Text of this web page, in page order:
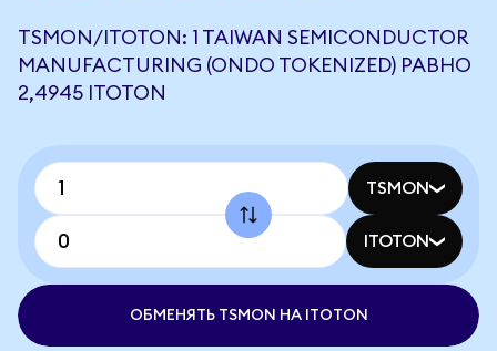
TSMON/ITOTON: 1 TAIWAN SEMICONDUCTOR
MANUFACTURING (ONDO TOKENIZED) РАВНО
2,4945 ITOTON
TSMON
ITOTON
ОБМЕНЯТЬ TSMON НА ITOTON